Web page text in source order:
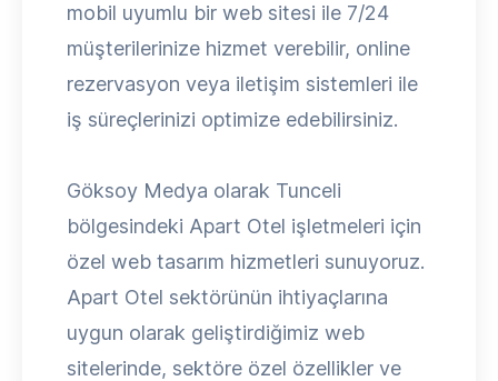
mobil uyumlu bir web sitesi ile 7/24
müşterilerinize hizmet verebilir, online
rezervasyon veya iletişim sistemleri ile
iş süreçlerinizi optimize edebilirsiniz.
Göksoy Medya olarak Tunceli
bölgesindeki Apart Otel işletmeleri için
özel web tasarım hizmetleri sunuyoruz.
Apart Otel sektörünün ihtiyaçlarına
uygun olarak geliştirdiğimiz web
sitelerinde, sektöre özel özellikler ve